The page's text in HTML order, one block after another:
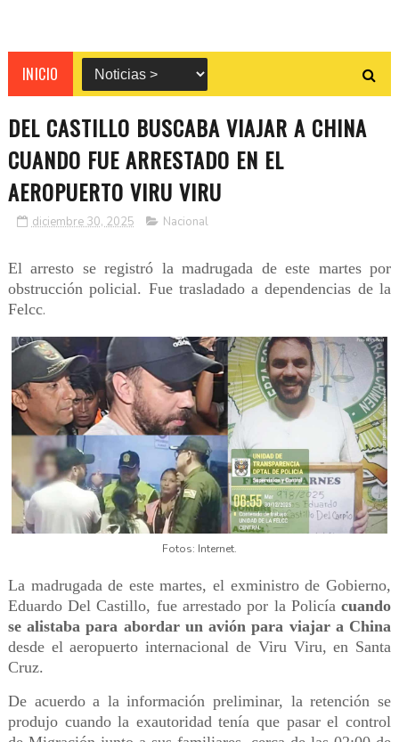
INICIO
DEL CASTILLO BUSCABA VIAJAR A CHINA
CUANDO FUE ARRESTADO EN EL
AEROPUERTO VIRU VIRU
diciembre 30, 2025 Nacional
El arresto se registró la madrugada de este martes por
obstrucción policial. Fue trasladado a dependencias de la
Felcc.
Fotos: Internet.
La madrugada de este martes, el exministro de Gobierno,
Eduardo Del Castillo, fue arrestado por la Policíacuando
se alistaba para abordar un avión para viajar a China
desde el aeropuerto internacional de Viru Viru, en Santa
Cruz.
De acuerdo a la información preliminar, la retención se
produjo cuando la exautoridad tenía que pasar el control